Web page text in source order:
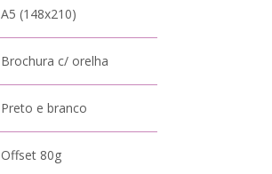
A5 (148x210)
Brochura c/ orelha
Preto e branco
Offset 80g